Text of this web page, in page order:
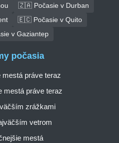
🇿🇦 Počasie v Durban
🇪🇨 Počasie v Quito
v Gaziantep
počasia
mestá práve teraz
mestá práve teraz
zrážkami
vetrom
mestá